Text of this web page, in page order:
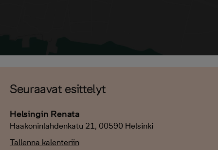
Seuraavat esittelyt
Helsingin Renata
Haakoninlahdenkatu 21, 00590 Helsinki
Tallenna kalenteriin